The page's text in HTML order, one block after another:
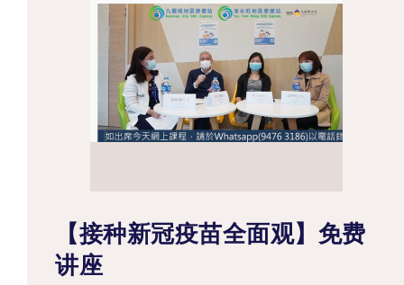
【接种新冠疫苗全面观】免费
讲座